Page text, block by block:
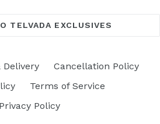
TELVADA EXCLUSIVES
Delivery
Cancellation Policy
Terms of Service
Privacy Policy